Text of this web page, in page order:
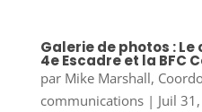
Galerie de photos :
4e Escadre et la BFC
par Mike Marshall,
communications| Juil